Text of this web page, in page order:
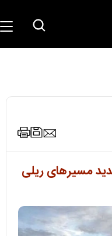
مسیرهای ریلی